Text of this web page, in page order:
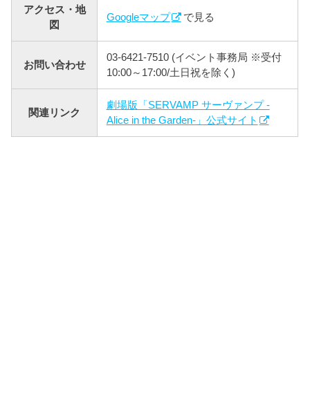
アクセス・地
図
Googleマップ で見る
お問い合わせ
03-6421-7510 (イベント事務局 ※受付
10:00～17:00/土日祝を除く)
関連リンク
劇場版「SERVAMP サーヴァンプ -
Alice in the Garden-」公式サイト